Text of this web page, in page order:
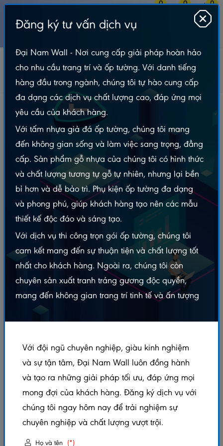
0 0 0
Bản Tin Gỗ Nhựa Ngoài Trời
Sàn nhựa giả gỗ chống nước ngoài trời bền không ? Bao lâu cần thay
thế ?
Sàn nhựa giả gỗ chống nước ngoài trời bền
không ? Bao lâu cần thay thế ?
Xem nhanh
Giới thiệu chung về sàn gỗ ngoài trời chịu nước
Sàn gỗ nhựa composite ngoài trời - Đại Nam Wall
Giải thích về đặc tính chịu nước của sàn gỗ ngoài trời
Bao lâu cần thay sàn gỗ ngoài trời chịu nước ?
Nhu cầu lắp đặt sàn nhựa giả gỗ ngoài trờiđang là xu
hướng cho nhiều công trình hiện nay. Thế nhưng với gỗ
tự nhiên thì chi phí khá tốn kém và khả năng chống ẩm
chống thấm lại không bền mọi người dần chuyển sang
lựa chọn sàn gỗ nhựa là giải pháp thay thế nhờ khả
năng chịu nước tốt. Những “loại sàn nhựa giả gỗ
mắc chung của rất nhiều người. Trong bài viết này Đại
Nam sẽ cùng các bạn tìm câu trả lời cho thắc mắc ấy.
Giới thiệu chung về sàn gỗ ngoài trời chịu nước
Sàn gỗ ngoài trờichịu nước là một giải pháp lý tưởng
cho không gian ngoài trời, như sân vườn, hồ bơi, ban
công hay patio. Sàn gỗ ngoài trời được làm từ những
Đăng ký tư vấn dịch vụ
Đại Nam Wall - Nơi cung cấp giải pháp hoàn hảo
cho nhu cầu trang trí và ốp tường. Với danh tiếng
hàng đầu trong ngành, chúng tôi tự hào cung cấp
đa dạng các dịch vụ chất lượng cao, đáp ứng mọi
yêu cầu của khách hàng.
Với tấm nhựa giả đá ốp tường, chúng tôi mang
đến không gian sống và làm việc sang trọng, đẳng
cấp. Sản phẩm gỗ nhựa của chúng tôi có hình thức
và chất lượng tương tự gỗ tự nhiên, nhưng lại bền
bỉ hơn và dễ bảo trì. Phụ kiện ốp tường đa dạng
và phong phú, giúp khách hàng tạo nên các mẫu
thiết kế độc đáo và sáng tạo.
Với dịch vụ thi công trọn gói ốp tường, chúng tôi
cam kết mang đến sự thuận tiện và chất lượng tốt
nhất cho khách hàng. Ngoài ra, chúng tôi còn
chuyên sản xuất tranh tráng gương độc quyền,
mang đến không gian trang trí tinh tế và ấn tượng
Với đội ngũ chuyên nghiệp, giàu kinh nghiệm
và sự tận tâm, Đại Nam Wall luôn đồng hành
và tạo ra những giải pháp tối ưu, đáp ứng mọi
mong đợi của khách hàng. Đăng ký dịch vụ với
chúng tôi ngay hôm nay để trải nghiệm sự
chuyên nghiệp và chất lượng vượt trội.
Họ và tên (*)